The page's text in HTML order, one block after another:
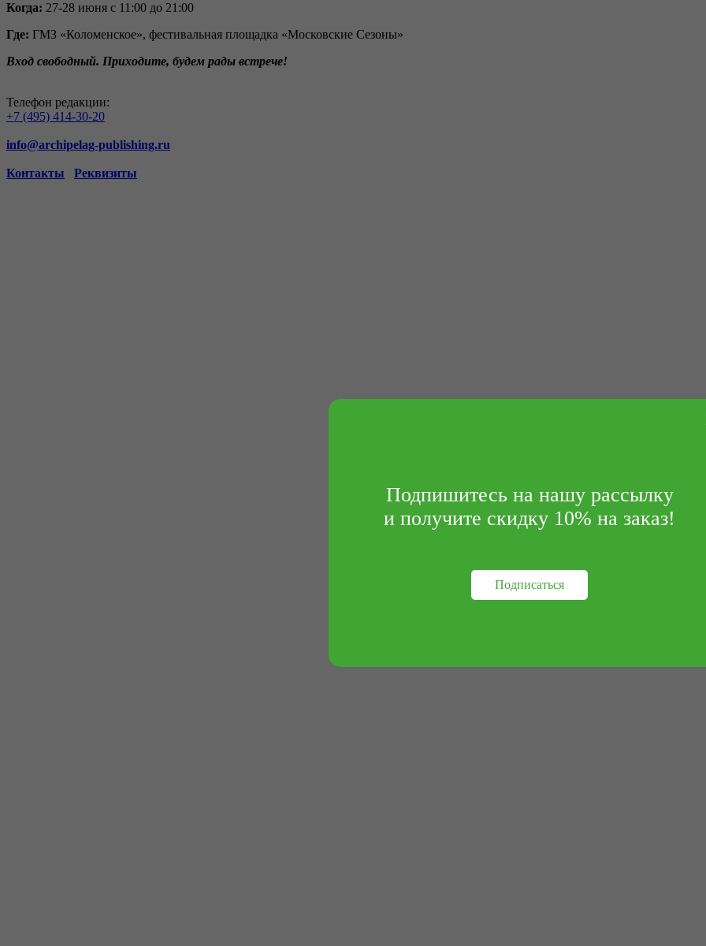
Когда: 27-28 июня с 11:00 до 21:00
Где: ГМЗ «Коломенское», фестивальная площадка «Московские Сезоны»
Вход свободный. Приходите, будем рады встрече!
Телефон редакции:
+7 (495) 414-30-20
info@archipelag-publishing.ru
Контакты Реквизиты
Подпишитесь на нашу рассылку
и получите скидку 10% на заказ!
Подписаться